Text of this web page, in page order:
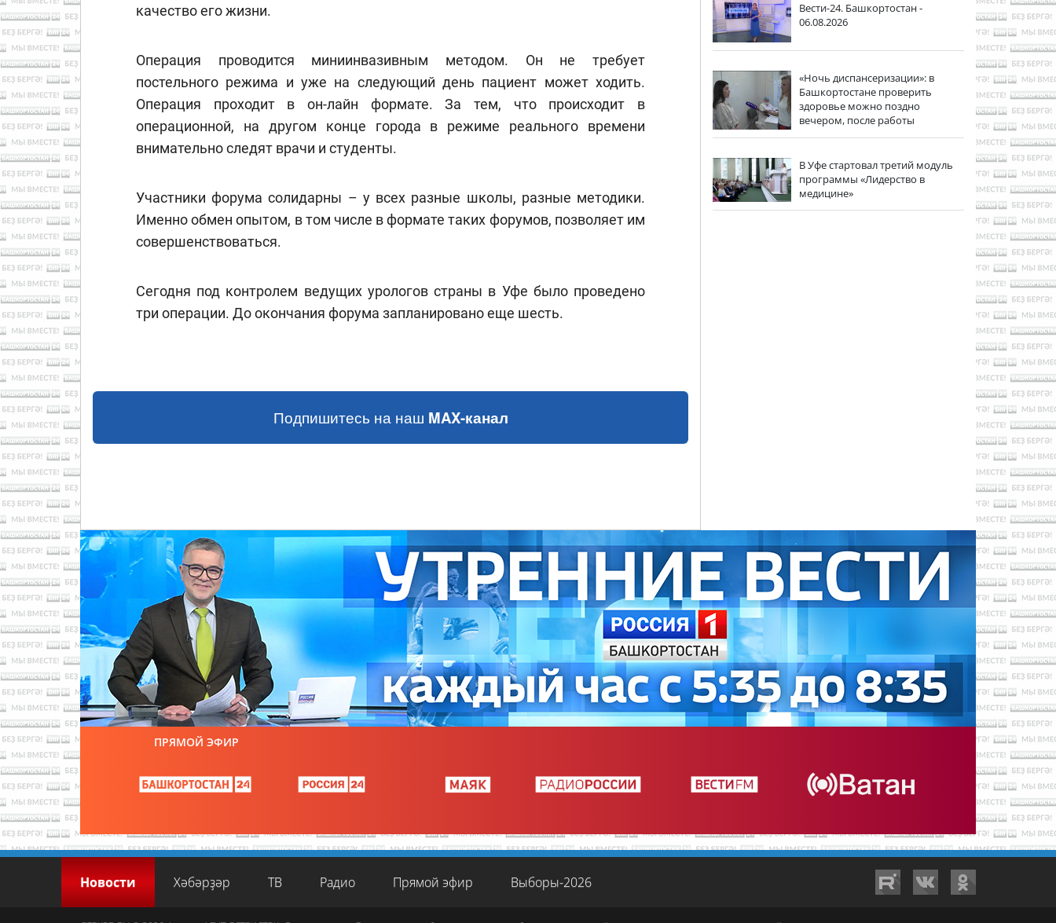
качество его жизни.
Операция проводится миниинвазивным методом. Он не требует
постельного режима и уже на следующий день пациент может ходить.
Операция проходит в он-лайн формате. За тем, что происходит в
операционной, на другом конце города в режиме реального времени
внимательно следят врачи и студенты.
Участники форума солидарны – у всех разные школы, разные методики.
Именно обмен опытом, в том числе в формате таких форумов, позволяет им
совершенствоваться.
Сегодня под контролем ведущих урологов страны в Уфе было проведено
три операции. До окончания форума запланировано еще шесть.
Подпишитесь на наш MAX-канал
Вести-24. Башкортостан -
06.08.2026
«Ночь диспансеризации»: в
Башкортостане проверить
здоровье можно поздно
вечером, после работы
В Уфе стартовал третий модуль
программы «Лидерство в
медицине»
ПРЯМОЙ ЭФИР
Новости Хәбәрҙәр ТВ Радио Прямой эфир Выборы-2026